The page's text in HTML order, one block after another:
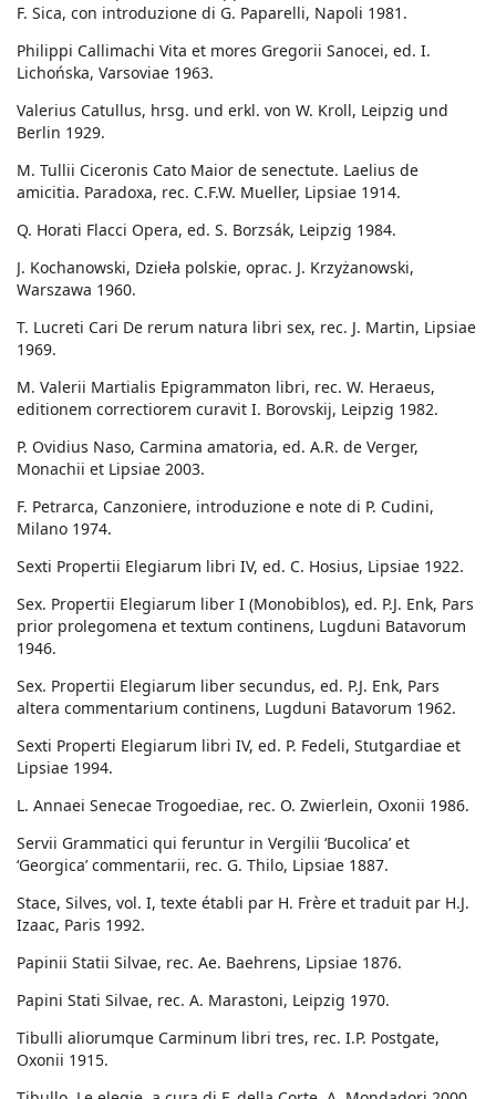
F. Sica, con introduzione di G. Paparelli, Napoli 1981.
Philippi Callimachi Vita et mores Gregorii Sanocei, ed. I.
Lichońska, Varsoviae 1963.
Valerius Catullus, hrsg. und erkl. von W. Kroll, Leipzig und
Berlin 1929.
M. Tullii Ciceronis Cato Maior de senectute. Laelius de
amicitia. Paradoxa, rec. C.F.W. Mueller, Lipsiae 1914.
Q. Horati Flacci Opera, ed. S. Borzsák, Leipzig 1984.
J. Kochanowski, Dzieła polskie, oprac. J. Krzyżanowski,
Warszawa 1960.
T. Lucreti Cari De rerum natura libri sex, rec. J. Martin, Lipsiae
1969.
M. Valerii Martialis Epigrammaton libri, rec. W. Heraeus,
editionem correctiorem curavit I. Borovskij, Leipzig 1982.
P. Ovidius Naso, Carmina amatoria, ed. A.R. de Verger,
Monachii et Lipsiae 2003.
F. Petrarca, Canzoniere, introduzione e note di P. Cudini,
Milano 1974.
Sexti Propertii Elegiarum libri IV, ed. C. Hosius, Lipsiae 1922.
Sex. Propertii Elegiarum liber I (Monobiblos), ed. P.J. Enk, Pars
prior prolegomena et textum continens, Lugduni Batavorum
1946.
Sex. Propertii Elegiarum liber secundus, ed. P.J. Enk, Pars
altera commentarium continens, Lugduni Batavorum 1962.
Sexti Properti Elegiarum libri IV, ed. P. Fedeli, Stutgardiae et
Lipsiae 1994.
L. Annaei Senecae Trogoediae, rec. O. Zwierlein, Oxonii 1986.
Servii Grammatici qui feruntur in Vergilii ‘Bucolica’ et
‘Georgica’ commentarii, rec. G. Thilo, Lipsiae 1887.
Stace, Silves, vol. I, texte établi par H. Frère et traduit par H.J.
Izaac, Paris 1992.
Papinii Statii Silvae, rec. Ae. Baehrens, Lipsiae 1876.
Papini Stati Silvae, rec. A. Marastoni, Leipzig 1970.
Tibulli aliorumque Carminum libri tres, rec. I.P. Postgate,
Oxonii 1915.